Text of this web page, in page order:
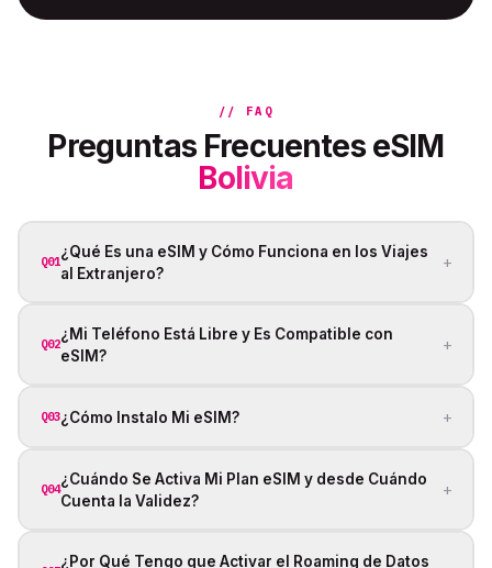
// FAQ
Preguntas Frecuentes eSIM
Bolivia
Q01
¿Qué Es una eSIM y Cómo Funciona en los Viajes
al Extranjero?
+
Q02
¿Mi Teléfono Está Libre y Es Compatible con
eSIM?
+
Q03¿Cómo Instalo Mi eSIM? +
Q04
¿Cuándo Se Activa Mi Plan eSIM y desde Cuándo
Cuenta la Validez?
+
¿Por Qué Tengo que Activar el Roaming de Datos